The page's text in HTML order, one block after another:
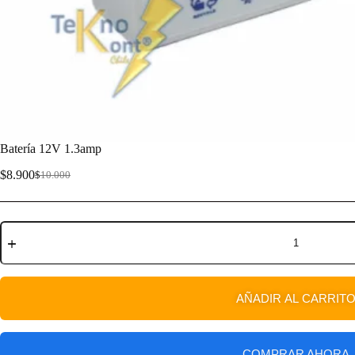
Batería 12V 1.3amp
$10.000
$8.900
AÑADIR AL CARRITO